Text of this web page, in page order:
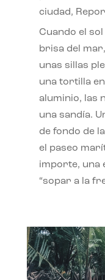
ciudad,
Cuando el
brisa del
unas sillas
una tortilla
aluminio, las
una sandía.
de fondo de
el paseo
importe, una
“sopar a la